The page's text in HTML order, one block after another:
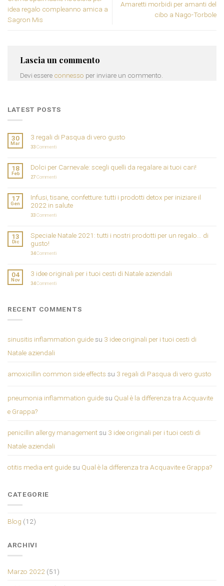
idea regalo compleanno amica a
Sagron Mis
Amaretti morbidi per amanti del
cibo a Nago-Torbole
Lascia un commento
Devi essere connesso per inviare un commento.
LATEST POSTS
30
Mar
3 regali di Pasqua di vero gusto
33Commenti
18
Feb
Dolci per Carnevale: scegli quelli da regalare ai tuoi cari!
27Commenti
17
Gen
Infusi, tisane, confetture: tutti i prodotti detox per iniziare il
2022 in salute
33Commenti
13
Dic
Speciale Natale 2021: tutti i nostri prodotti per un regalo… di
gusto!
34Commenti
04
Nov
3 idee originali per i tuoi cesti di Natale aziendali
34Commenti
RECENT COMMENTS
sinusitis inflammation guidesu 3 idee originali per i tuoi cesti di
Natale aziendali
amoxicillin common side effects su 3 regali di Pasqua di vero gusto
pneumonia inflammation guidesu Qual è la differenza tra Acquavite
e Grappa?
penicillin allergy managementsu 3 idee originali per i tuoi cesti di
Natale aziendali
otitis media ent guidesu Qual è la differenza tra Acquavite e Grappa?
CATEGORIE
Blog (12)
ARCHIVI
Marzo 2022 (51)